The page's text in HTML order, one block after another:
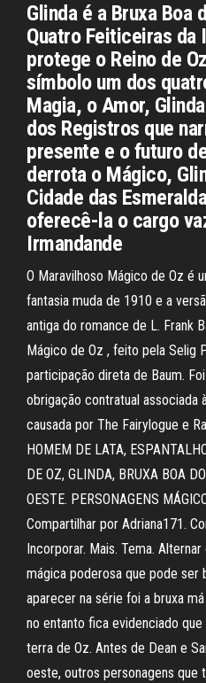
Glinda é a Bruxa Boa
Quatro Feiticeiras da
protege o Reino de
símbolo um dos
Magia, o Amor,
dos Registros que
presente e o futuro
derrota o Mágico,
Cidade das
oferecê-la o cargo
Irmandande
O Maravilhoso Mágico de Oz é
fantasia muda de 1910 e a
antiga do romance de L. Frank
Mágico de Oz , feito pela Selig
participação direta de Baum.
obrigação contratual associada
causada por The Fairylogue e
HOMEM DE LATA,
DE OZ, GLINDA, BRUXA BOA
OESTE. PERSONAGENS
Compartilhar por Adriana171.
Incorporar. Mais. Tema.
mágica poderosa que pode ser
aparecer na série foi a bruxa
no entanto fica evidenciado
terra de Oz. Antes de Dean e
oeste, outros personagens que